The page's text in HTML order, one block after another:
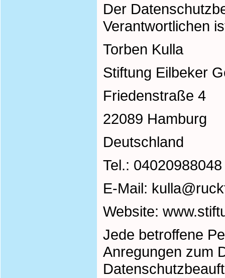
Der
Verantwortlichen
Torben Kulla
Stiftung Eilbeker
Friedenstraße 4
22089 Hamburg
Deutschland
Tel.: 04020988048
E-Mail:
Website:
Jede betroffene
Anregungen zum